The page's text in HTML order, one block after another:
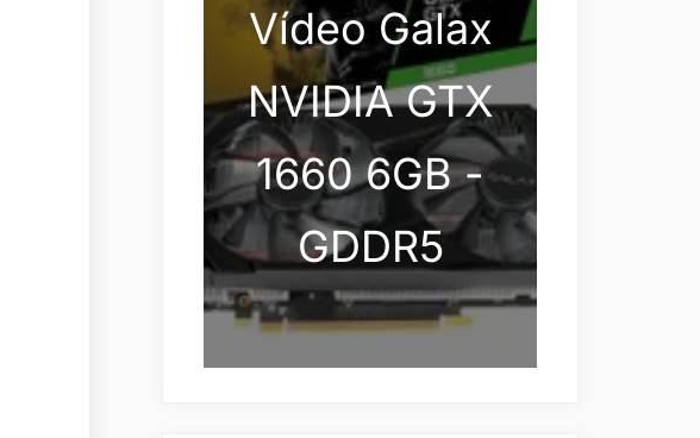
Vídeo Galax
NVIDIA GTX
1660 6GB -
GDDR5